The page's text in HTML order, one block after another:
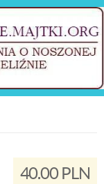
40.00 PLN